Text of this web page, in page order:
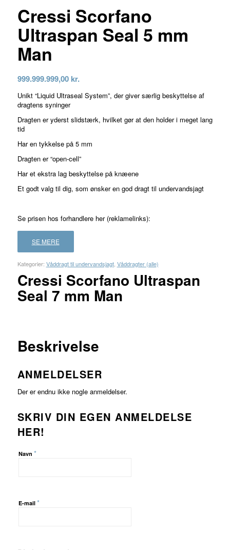
Cressi Scorfano
Ultraspan Seal 5 mm
Man
999.999.999,00 kr.
Unikt “Liquid Ultraseal System”, der giver særlig beskyttelse af
dragtens syninger
Dragten er yderst slidstærk, hvilket gør at den holder i meget lang
tid
Har en tykkelse på 5 mm
Dragten er “open-cell”
Har et ekstra lag beskyttelse på knæene
Et godt valg til dig, som ønsker en god dragt til undervandsjagt
Se prisen hos forhandlere her (reklamelinks):
SE MERE
Kategorier: Våddragt til undervandsjagt, Våddragter (alle)
Cressi Scorfano Ultraspan
Seal 7 mm Man
Beskrivelse
ANMELDELSER
Der er endnu ikke nogle anmeldelser.
SKRIV DIN EGEN ANMELDELSE
HER!
Navn *
E-mail *